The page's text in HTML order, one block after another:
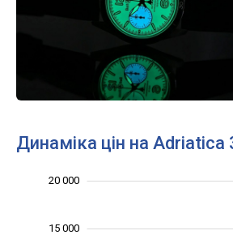
Динаміка цін на
15 000
20 000